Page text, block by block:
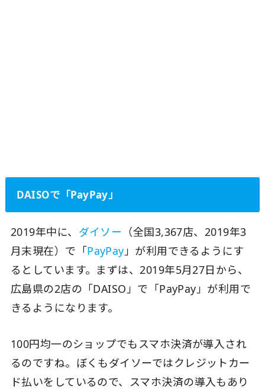
DAISOで「PayPay」
2019年中に、 ダイソー （全国3,367店、2019年3
月末現在）で「PayPay」が利用できるようにす
るとしています。まずは、2019年5月27日から、
広島県の2店の「DAISO」で「PayPay」が利用で
きるようになります。
100円均一のショップでもスマホ決済が導入され
るのですね。ぼくもダイソーではクレジットカー
ド払いをしているので、スマホ決済の導入もあり